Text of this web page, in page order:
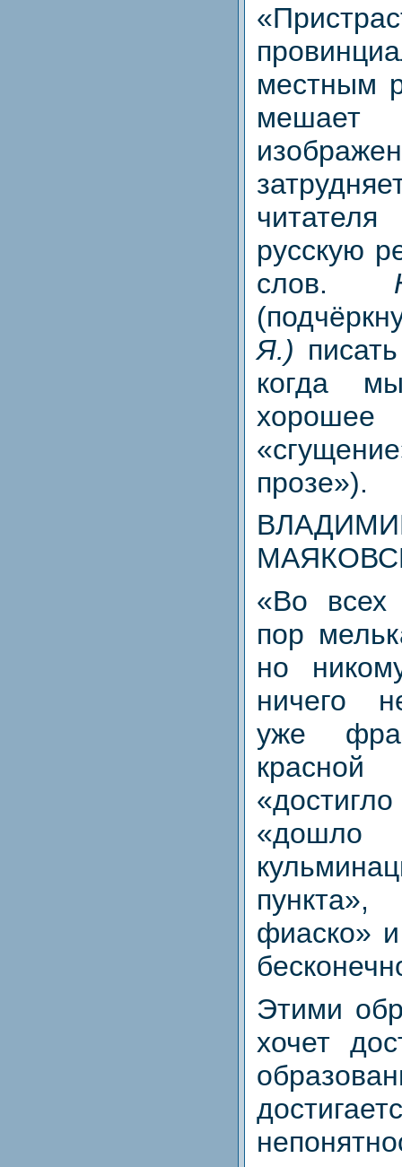
местным
русскую
слов.
Я.)
когда
прозе»).
«Во всех
пор
но
ничего
уже
фиаско»
Этими
хочет